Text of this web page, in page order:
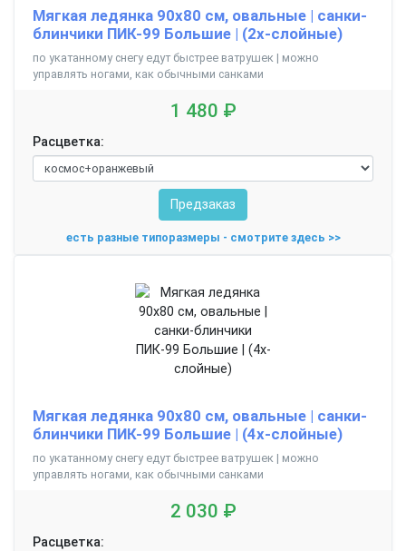
Мягкая ледянка 90х80 см, овальные | санки-
блинчики ПИК-99 Большие | (2х-слойные)
по укатанному снегу едут быстрее ватрушек | можно
управлять ногами, как обычными санками
1 480 ₽
Расцветка:
Предзаказ
есть разные типоразмеры - смотрите здесь >>
Мягкая ледянка 90х80 см, овальные | санки-
блинчики ПИК-99 Большие | (4х-слойные)
по укатанному снегу едут быстрее ватрушек | можно
управлять ногами, как обычными санками
2 030 ₽
Расцветка: